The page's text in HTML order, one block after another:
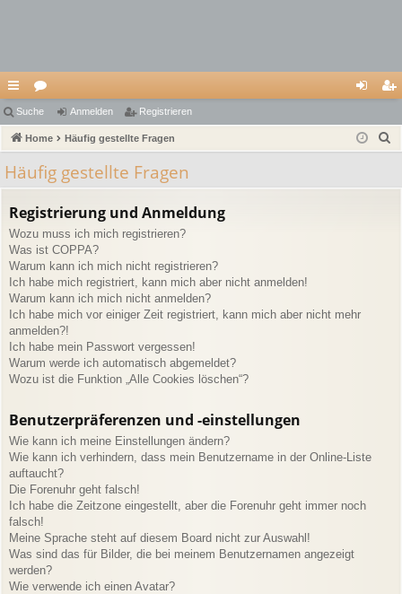
ch
ne
llz
riff
or
en m ist
Suche Anmelden Registrieren
Home Häufig gestellte Fragen
Häufig gestellte Fragen
Registrierung und Anmeldung
Wozu muss ich mich registrieren?
Was ist COPPA?
Warum kann ich mich nicht registrieren?
Ich habe mich registriert, kann mich aber nicht anmelden!
Warum kann ich mich nicht anmelden?
Ich habe mich vor einiger Zeit registriert, kann mich aber nicht mehr
anmelden?!
Ich habe mein Passwort vergessen!
Warum werde ich automatisch abgemeldet?
Wozu ist die Funktion „Alle Cookies löschen“?
Benutzerpräferenzen und -einstellungen
Wie kann ich meine Einstellungen ändern?
Wie kann ich verhindern, dass mein Benutzername in der Online-Liste
auftaucht?
Die Forenuhr geht falsch!
Ich habe die Zeitzone eingestellt, aber die Forenuhr geht immer noch
falsch!
Meine Sprache steht auf diesem Board nicht zur Auswahl!
Was sind das für Bilder, die bei meinem Benutzernamen angezeigt
werden?
Wie verwende ich einen Avatar?